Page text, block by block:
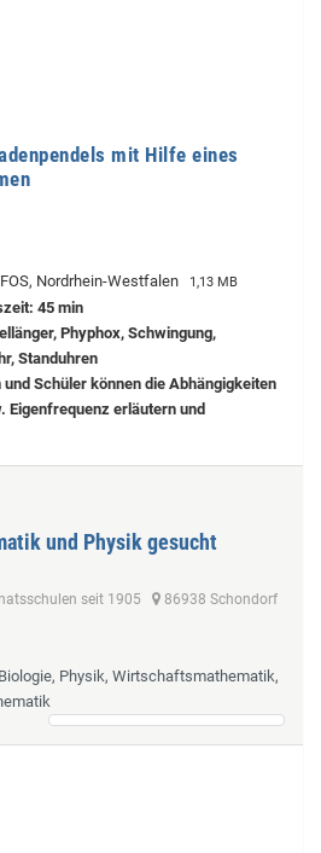
mit Hilfe eines
Nordrhein-Westfalen 1,13 MB
45 min
Phyphox, Schwingung,
Standuhren
und Schüler können die Abhängigkeiten
Eigenfrequenz erläutern und
und Physik gesucht
seit 1905
86938 Schondorf
Physik, Wirtschaftsmathematik,